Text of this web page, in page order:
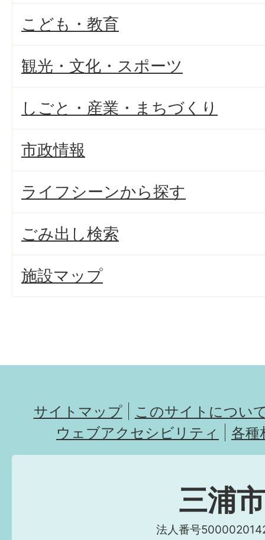
こども・教育
観光・文化・スポーツ
しごと・産業・まちづくり
市政情報
ライフシーンから探す
ごみ出し検索
施設マップ
サイトマップ
このサイトについ
ウェブアクセシビリティ
各種
三浦市
法人番号